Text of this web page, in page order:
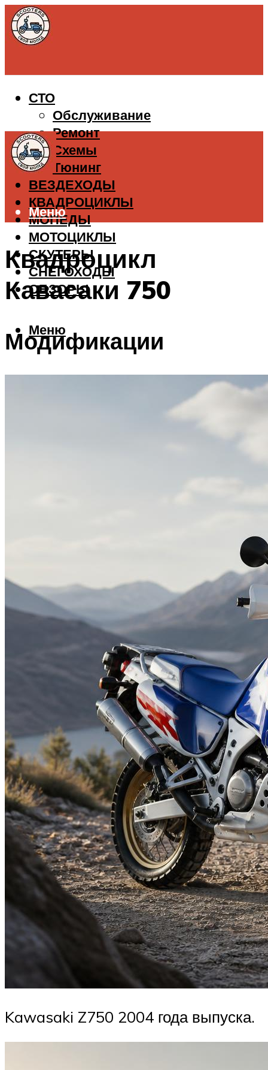
СТО
Обслуживание
Ремонт
Схемы
Тюнинг
ВЕЗДЕХОДЫ
КВАДРОЦИКЛЫ
МОПЕДЫ
МОТОЦИКЛЫ
СКУТЕРЫ
СНЕГОХОДЫ
ОБЗОРЫ
Меню
Меню
Квадроцикл
Кавасаки 750
Модификации
Kawasaki Z750 2004 года выпуска.